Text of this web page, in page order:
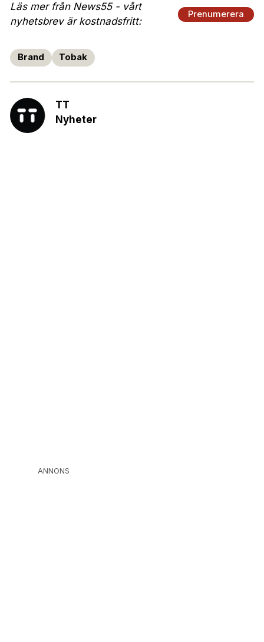
Läs mer från News55 - vårt
nyhetsbrev är kostnadsfritt:
Prenumerera
Brand Tobak
TT
Nyheter
ANNONS